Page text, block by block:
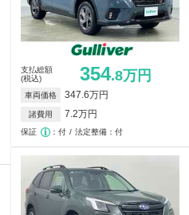
支払総額
(税込)
354.8万円
車両価格 347.6万円
諸費用 7.2万円
保証 付 法定整備：付